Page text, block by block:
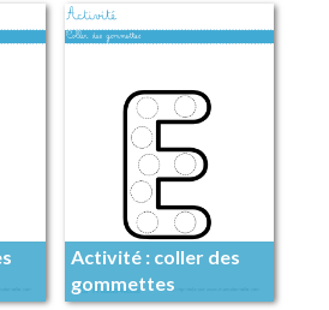
Activité : coller des
gommettes